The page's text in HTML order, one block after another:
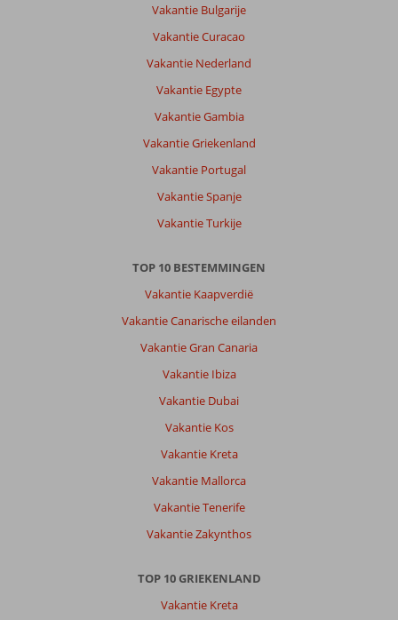
Vakantie Bulgarije
Vakantie Curacao
Vakantie Nederland
Vakantie Egypte
Vakantie Gambia
Vakantie Griekenland
Vakantie Portugal
Vakantie Spanje
Vakantie Turkije
TOP 10 BESTEMMINGEN
Vakantie Kaapverdië
Vakantie Canarische eilanden
Vakantie Gran Canaria
Vakantie Ibiza
Vakantie Dubai
Vakantie Kos
Vakantie Kreta
Vakantie Mallorca
Vakantie Tenerife
Vakantie Zakynthos
TOP 10 GRIEKENLAND
Vakantie Kreta